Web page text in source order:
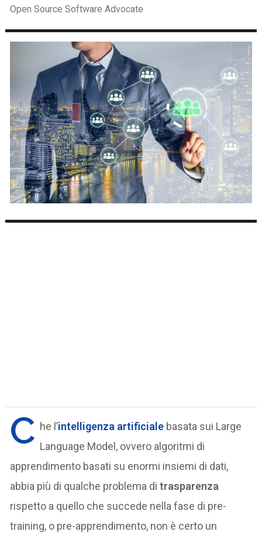
Open Source Software Advocate
C he l’intelligenza artificiale basata sui Large
Language Model, ovvero algoritmi di
apprendimento basati su enormi insiemi di dati,
abbia più di qualche problema ditrasparenza
rispetto a quello che succede nella fase di pre-
training, o pre-apprendimento, non è certo un